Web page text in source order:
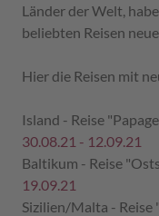
Länder der Welt,
beliebten Reisen
Hier die Reisen mit
Island - Reise
30.08.21 - 12.09.21
Baltikum - Reise
19.09.21
Sizilien/Malta - Reise